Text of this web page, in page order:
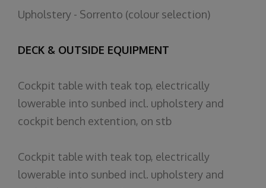
Upholstery - Sorrento (colour selection)
DECK & OUTSIDE EQUIPMENT
Cockpit table with teak top, electrically
lowerable into sunbed incl. upholstery and
cockpit bench extention, on stb
Cockpit table with teak top, electrically
lowerable into sunbed incl. upholstery and